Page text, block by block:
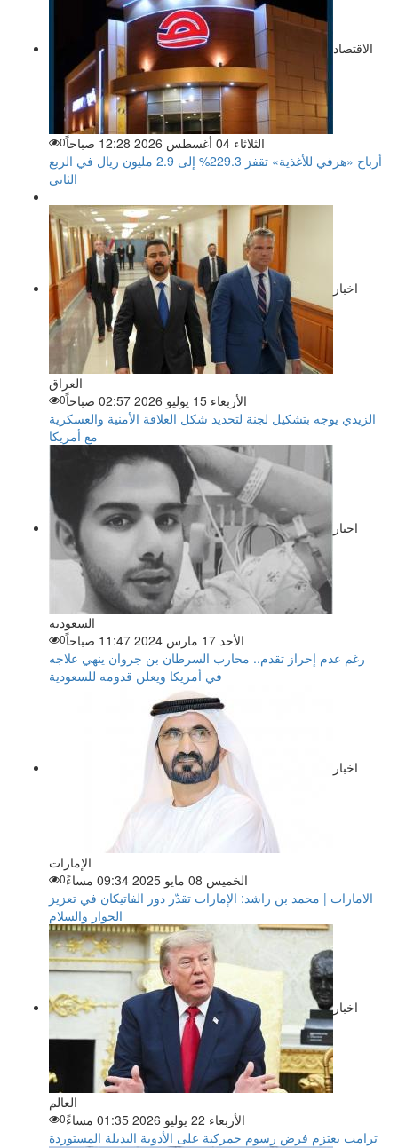
الاقتصاد
الثلاثاء 04 أغسطس 2026 12:28 صباحاً 0
أرباح «هرفي للأغذية» تقفز 229.3% إلى 2.9 مليون ريال في الربع
الثاني
اخبار
العراق
الأربعاء 15 يوليو 2026 02:57 صباحاً
0
الزيدي يوجه بتشكيل لجنة لتحديد شكل العلاقة الأمنية والعسكرية
مع أمريكا
اخبار
السعوديه
الأحد 17 مارس 2024 11:47 صباحاً
0
رغم عدم إحراز تقدم.. محارب السرطان بن جروان ينهي علاجه
في أمريكا ويعلن قدومه للسعودية
اخبار
الإمارات
الخميس 08 مايو 2025 09:34 مساءً
0
الامارات | محمد بن راشد: الإمارات تقدّر دور الفاتيكان في تعزيز
الحوار والسلام
اخبار
العالم
الأربعاء 22 يوليو 2026 01:35 مساءً
0
ترامب يعتزم فرض رسوم جمركية على الأدوية البديلة المستوردة